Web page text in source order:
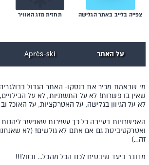
צפייה בלייב באתר הגלישה תחזית מזג האוויר
על האתר Après-ski
מי שבאמת מכיר את בנסקו- האתר הגדול
שאין בו פשרות! לא על התשתיות, לא על
לא על הגיוון בגלישה, על האטרקציות, על האוכל
האפשרויות בעיירה כל כך עשירות שאפשר
ואטרקטיביטת גם אם אתם לא גולשים! (לא
זה...)
מדובר ביעד שיבטיח לכם הכל מהכל... ובזול!!!